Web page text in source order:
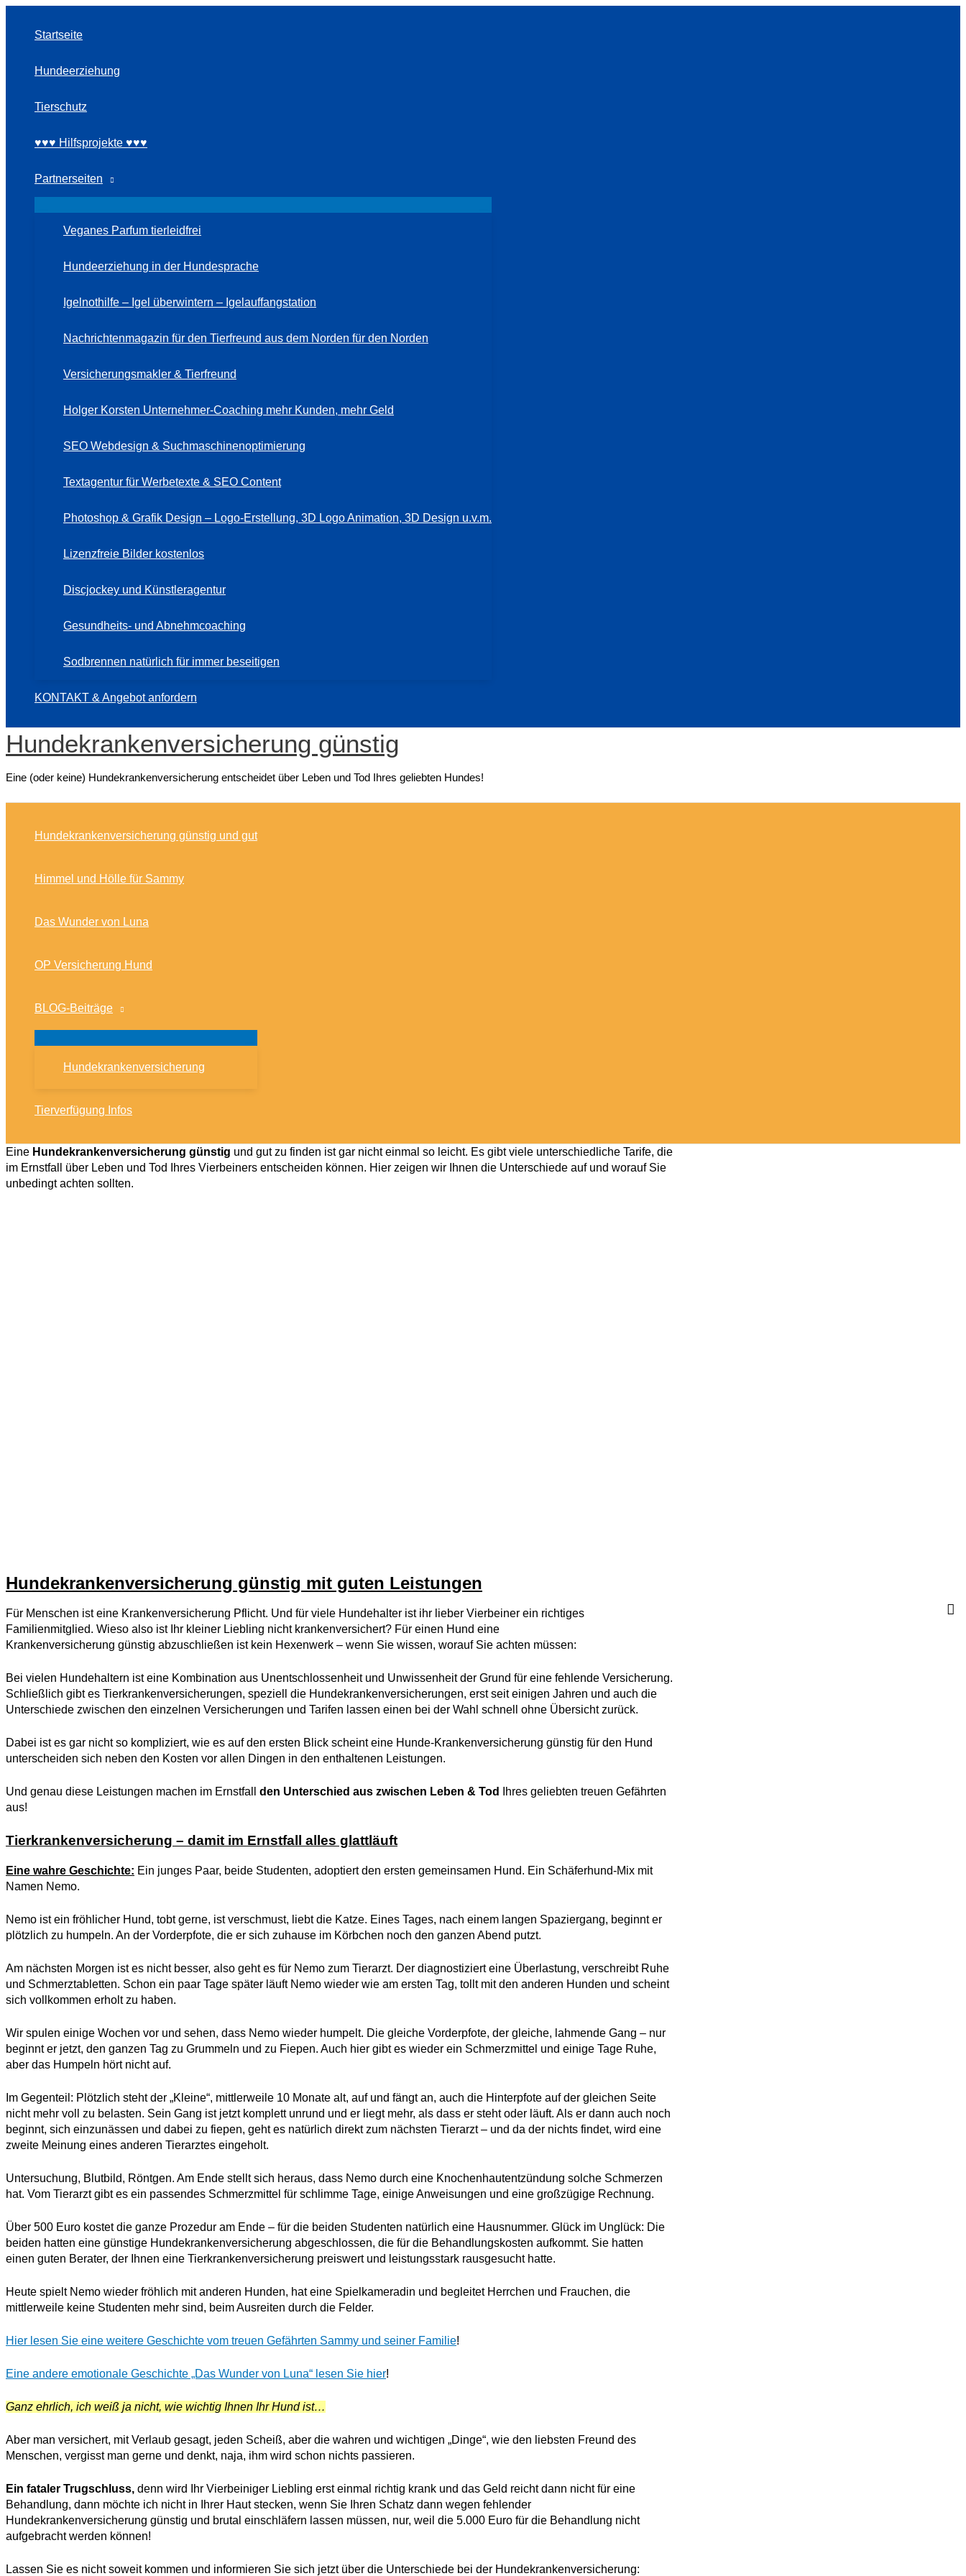
springen
Startseite
Hundeerziehung
Tierschutz
♥♥♥ Hilfsprojekte ♥♥♥
Partnerseiten
Veganes Parfum tierleidfrei
Hundeerziehung in der Hundesprache
Igelnothilfe – Igel überwintern – Igelauffangstation
Nachrichtenmagazin für den Tierfreund aus dem Norden für den Norden
Versicherungsmakler & Tierfreund
Holger Korsten Unternehmer-Coaching mehr Kunden, mehr Geld
SEO Webdesign & Suchmaschinenoptimierung
Textagentur für Werbetexte & SEO Content
Photoshop & Grafik Design – Logo-Erstellung, 3D Logo Animation, 3D Design u.v.m.
Lizenzfreie Bilder kostenlos
Discjockey und Künstleragentur
Gesundheits- und Abnehmcoaching
Sodbrennen natürlich für immer beseitigen
KONTAKT & Angebot anfordern
Hundekrankenversicherung günstig
Eine (oder keine) Hundekrankenversicherung entscheidet über Leben und Tod Ihres geliebten Hundes!
Hundekrankenversicherung günstig und gut
Himmel und Hölle für Sammy
Das Wunder von Luna
OP Versicherung Hund
BLOG-Beiträge
Hundekrankenversicherung
Tierverfügung Infos
Eine Hundekrankenversicherung günstig und gut zu finden ist gar nicht einmal so leicht. Es gibt viele unterschiedliche Tarife, die
im Ernstfall über Leben und Tod Ihres Vierbeiners entscheiden können. Hier zeigen wir Ihnen die Unterschiede auf und worauf Sie
unbedingt achten sollten.
Hundekrankenversicherung günstig mit guten Leistungen
Für Menschen ist eine Krankenversicherung Pflicht. Und für viele Hundehalter ist ihr lieber Vierbeiner ein richtiges
Familienmitglied. Wieso also ist Ihr kleiner Liebling nicht krankenversichert? Für einen Hund eine
Krankenversicherung günstig abzuschließen ist kein Hexenwerk – wenn Sie wissen, worauf Sie achten müssen:
Bei vielen Hundehaltern ist eine Kombination aus Unentschlossenheit und Unwissenheit der Grund für eine fehlende Versicherung.
Schließlich gibt es Tierkrankenversicherungen, speziell die Hundekrankenversicherungen, erst seit einigen Jahren und auch die
Unterschiede zwischen den einzelnen Versicherungen und Tarifen lassen einen bei der Wahl schnell ohne Übersicht zurück.
Dabei ist es gar nicht so kompliziert, wie es auf den ersten Blick scheint eine Hunde-Krankenversicherung günstig für den Hund
unterscheiden sich neben den Kosten vor allen Dingen in den enthaltenen Leistungen.
Und genau diese Leistungen machen im Ernstfall den Unterschied aus zwischen Leben & Tod
Ihres geliebten treuen Gefährten
aus!
Tierkrankenversicherung – damit im Ernstfall alles glattläuft
Eine wahre Geschichte: Ein junges Paar, beide Studenten, adoptiert den ersten gemeinsamen Hund. Ein Schäferhund-Mix mit
Namen Nemo.
Nemo ist ein fröhlicher Hund, tobt gerne, ist verschmust, liebt die Katze. Eines Tages, nach einem langen Spaziergang, beginnt er
plötzlich zu humpeln. An der Vorderpfote, die er sich zuhause im Körbchen noch den ganzen Abend putzt.
Am nächsten Morgen ist es nicht besser, also geht es für Nemo zum Tierarzt. Der diagnostiziert eine Überlastung, verschreibt Ruhe
und Schmerztabletten. Schon ein paar Tage später läuft Nemo wieder wie am ersten Tag, tollt mit den anderen Hunden und scheint
sich vollkommen erholt zu haben.
Wir spulen einige Wochen vor und sehen, dass Nemo wieder humpelt. Die gleiche Vorderpfote, der gleiche, lahmende Gang – nur
beginnt er jetzt, den ganzen Tag zu Grummeln und zu Fiepen. Auch hier gibt es wieder ein Schmerzmittel und einige Tage Ruhe,
aber das Humpeln hört nicht auf.
Im Gegenteil: Plötzlich steht der „Kleine“, mittlerweile 10 Monate alt, auf und fängt an, auch die Hinterpfote auf der gleichen Seite
nicht mehr voll zu belasten. Sein Gang ist jetzt komplett unrund und er liegt mehr, als dass er steht oder läuft. Als er dann auch noch
beginnt, sich einzunässen und dabei zu fiepen, geht es natürlich direkt zum nächsten Tierarzt – und da der nichts findet, wird eine
zweite Meinung eines anderen Tierarztes eingeholt.
Untersuchung, Blutbild, Röntgen. Am Ende stellt sich heraus, dass Nemo durch eine Knochenhautentzündung solche Schmerzen
hat. Vom Tierarzt gibt es ein passendes Schmerzmittel für schlimme Tage, einige Anweisungen und eine großzügige Rechnung.
Über 500 Euro kostet die ganze Prozedur am Ende – für die beiden Studenten natürlich eine Hausnummer. Glück im Unglück: Die
beiden hatten eine günstige Hundekrankenversicherung abgeschlossen, die für die Behandlungskosten aufkommt. Sie hatten
einen guten Berater, der Ihnen eine Tierkrankenversicherung preiswert und leistungsstark rausgesucht hatte.
Heute spielt Nemo wieder fröhlich mit anderen Hunden, hat eine Spielkameradin und begleitet Herrchen und Frauchen, die
mittlerweile keine Studenten mehr sind, beim Ausreiten durch die Felder.
Hier lesen Sie eine weitere Geschichte vom treuen Gefährten Sammy und seiner Familie!
Eine andere emotionale Geschichte „Das Wunder von Luna“ lesen Sie hier!
Ganz ehrlich, ich weiß ja nicht, wie wichtig Ihnen Ihr Hund ist…
Aber man versichert, mit Verlaub gesagt, jeden Scheiß, aber die wahren und wichtigen „Dinge“, wie den liebsten Freund des
Menschen, vergisst man gerne und denkt, naja, ihm wird schon nichts passieren.
Ein fataler Trugschluss, denn wird Ihr Vierbeiniger Liebling erst einmal richtig krank und das Geld reicht dann nicht für eine
Behandlung, dann möchte ich nicht in Ihrer Haut stecken, wenn Sie Ihren Schatz dann wegen fehlender
Hundekrankenversicherung günstig und brutal einschläfern lassen müssen, nur, weil die 5.000 Euro für die Behandlung nicht
aufgebracht werden können!
Lassen Sie es nicht soweit kommen und informieren Sie sich jetzt über die Unterschiede bei der Hundekrankenversicherung: